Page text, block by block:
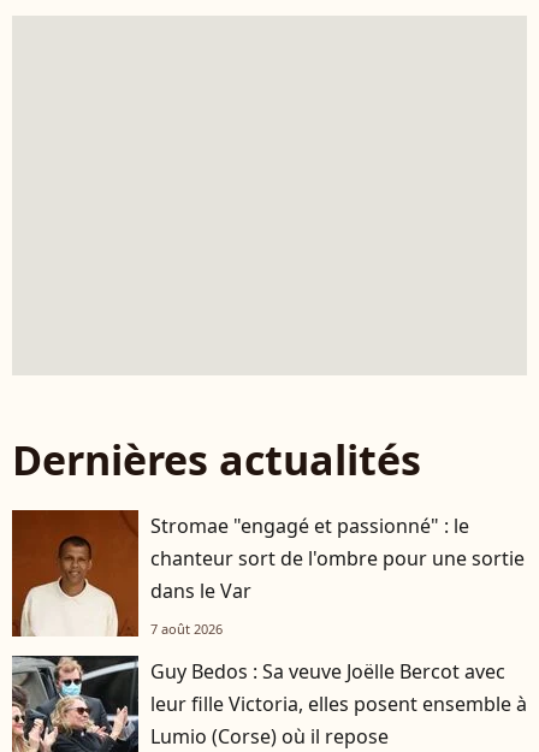
Dernières actualités
Stromae "engagé et passionné" : le
chanteur sort de l'ombre pour une sortie
dans le Var
7 août 2026
Guy Bedos : Sa veuve Joëlle Bercot avec
leur fille Victoria, elles posent ensemble à
Lumio (Corse) où il repose